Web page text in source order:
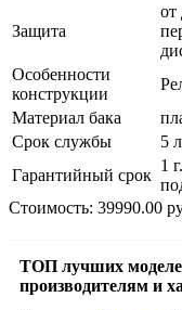
Защита
от
Особенности
конструкции
Материал бака
Срок службы
5
Гарантийный срок
1
Стоимость: 39990.00
ТОП лучших
производителям и